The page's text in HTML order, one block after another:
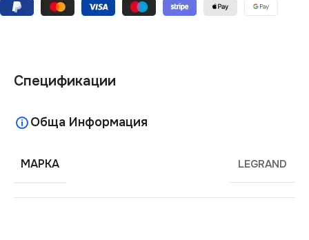
Спецификации
Обща Информация
МАРКА LEGRAND